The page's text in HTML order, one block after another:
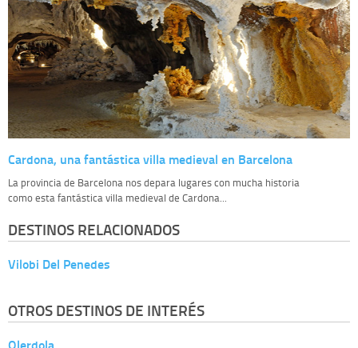
Cardona, una fantástica villa medieval en Barcelona
La provincia de Barcelona nos depara lugares con mucha historia
como esta fantástica villa medieval de Cardona...
DESTINOS RELACIONADOS
Vilobi Del Penedes
OTROS DESTINOS DE INTERÉS
Olerdola